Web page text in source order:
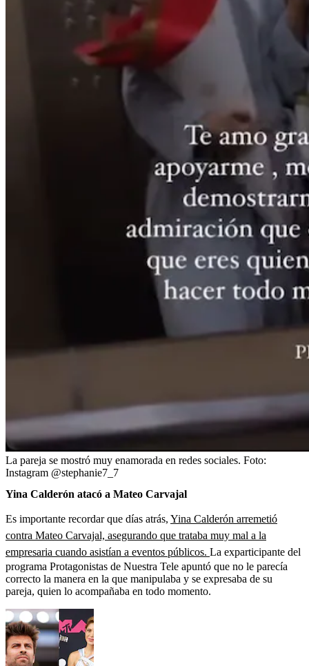
La pareja se mostró muy enamorada en redes sociales. Foto:
Instagram @stephanie7_7
Yina Calderón atacó a Mateo Carvajal
Es importante recordar que días atrás, Yina Calderón arremetió
contra Mateo Carvajal, asegurando que trataba muy mal a la
empresaria cuando asistían a eventos públicos. La exparticipante del
programa Protagonistas de Nuestra Tele apuntó que no le parecía
correcto la manera en la que manipulaba y se expresaba de su
pareja, quien lo acompañaba en todo momento.